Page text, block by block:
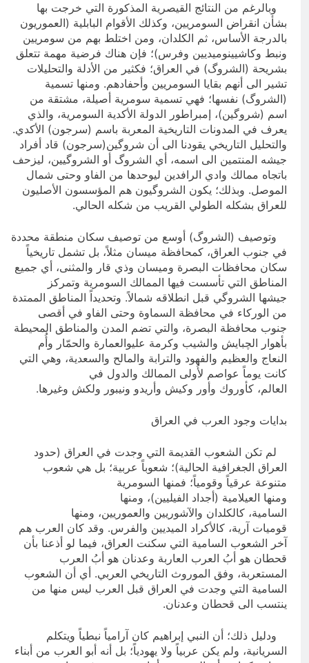
وبالرغم من النتائج القيصرية المذكورة التي خرجت بها
بشأن انقراض السومريين، وكذلك الأقوام البابلية (العموريون
بالدرجة الأساس، ثم الكلدان، ومن اختلط بهم من سومريين
ونبط وكاشيينوميديين وفرس)؛ فإن هناك فرضية مهمة تتعلق
بشريحة (الشروگ) في العراق؛ فكثير من الأدلة والتحليلات
تشير الى أنهم بقايا السومريين وأحفادهم. ومنها تسمية
(الشروگ) نفسها؛ فهي تسمية سومرية أصيلة، مشتقة من
اسم (شروگين)، إمبراطور الدولة الأكدية السومرية، والذي
يعرف في المدونات التاريخية المعربة باسم (سرجون) الأكدي.
والتحليل التاريخي يقودنا الى أن شروگين(سرجون) قاد أفراد
جيشه المنتمين الى اسمه، أي الشروگ أو الشروگيين، ليزحف
باتجاه ممالك وادي الرافدين ليوحدها من الفاو وحتى شمال
الموصل. وبذلك؛ يكون الشروگيون هم المؤسسون الأصليون
للعراق بشكله الطولي القريب من شكله الحالي.
وتوصيف (الشروگ) أوسع من توصيف سكان منطقة محددة
في جنوب العراق، كمحافظة ميسان مثلاً، بل تشمل تاريخياً
سكان محافظات البصرة وميسان وذي قار والمثنى، أي جميع
المناطق التي تأسست فيها الممالك السومرية وتمركز
جيشها الشروگي قبل انطلاقه شمالاً. وتحديداً المناطق الممتدة
من الوركاء في محافظة السماوة وحتى الفاو في أقصى
جنوب محافظة البصرة، والتي تضم المدن والمناطق المحيطة
بأهوار الچبايش والشيب وکرمة عليوالعمارة والحمّار وأُم
النعاج والعظيم والفهود والترابة والمالح والسعدية، وهي التي
كانت يوماً عواصم لأُولى الممالك والدول في
العالم، كأوروك وأور وكيش وأريدو ونيبور ولكش وغيرها.
بدايات وجود العرب في العراق
لم تكن الشعوب القديمة التي وجدت في العراق (حدود
العراق الجغرافية الحالية)؛ شعوباً عربية؛ بل هي شعوب
متنوعة عرقياً وقومياً؛ فمنها السومرية
ومنها العيلامية (أجداد الفيليين)، ومنها
السامية، كالكلدان والآشوريين والعموريين، ومنها
قوميات آرية، كالأكراد الميديين والفرس. وقد كان العرب هم
آخر الشعوب السامية التي سكنت العراق، فيما لو أذعنا بأن
قحطان هو أبُ العرب العاربة وعدنان هو أبُ العرب
المستعربة، وفق الموروث التاريخي العربي. أي أن الشعوب
السامية التي وجدت في العراق قبل العرب ليس منها من
ينتسب الى قحطان وعدنان.
ودليل ذلك؛ أن النبي إبراهيم كان آرامياً نبطياً ويتكلم
السريانية، ولم يكن عربياً ولا يهودياً؛ بل أنه أبو العرب من أبناء